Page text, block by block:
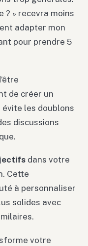
? » recevra moins
adapter mon
pour prendre 5
de créer un
les doublons
discussions
dans votre
Cette
à personnaliser
solides avec
votre